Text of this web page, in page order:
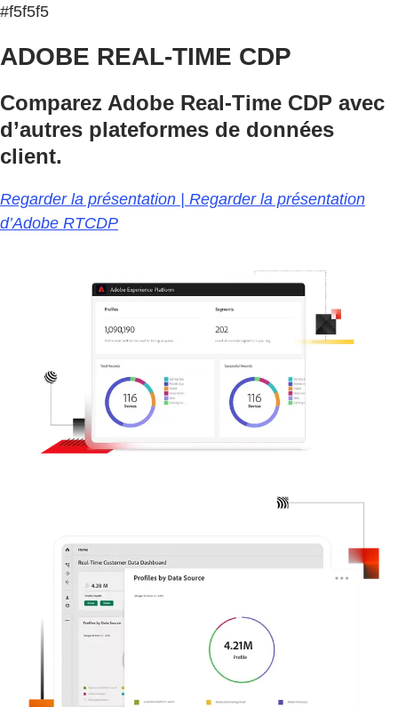
#f5f5f5
ADOBE REAL-TIME CDP
Comparez Adobe Real-Time CDP avec
d’autres plateformes de données
client.
Regarder la présentation | Regarder la présentation
d’Adobe RTCDP